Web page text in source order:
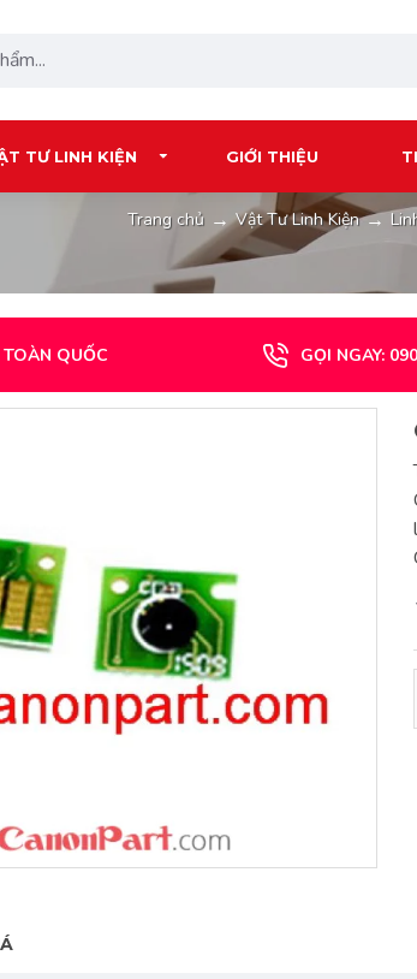
TƯ LINH KIỆN GIỚI THIỆU
Trang chủ Vật Tư Linh Kiện
QUỐC GỌI NGAY: